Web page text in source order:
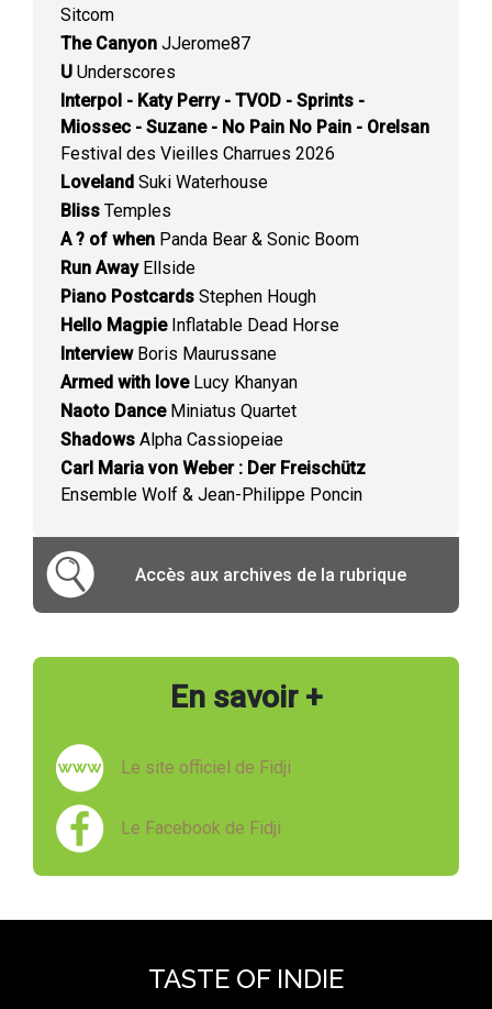
Sitcom
The Canyon JJerome87
U Underscores
Interpol - Katy Perry - TVOD - Sprints -
Miossec - Suzane - No Pain No Pain - Orelsan
Festival des Vieilles Charrues 2026
Loveland Suki Waterhouse
Bliss Temples
A ? of when Panda Bear & Sonic Boom
Run AwayEllside
Piano Postcards Stephen Hough
Hello MagpieInflatable Dead Horse
InterviewBoris Maurussane
Armed with loveLucy Khanyan
Naoto DanceMiniatus Quartet
Shadows Alpha Cassiopeiae
Carl Maria von Weber : Der Freischütz
Ensemble Wolf & Jean-Philippe Poncin
Accès aux archives de la rubrique
En savoir +
Le site officiel de Fidji
Le Facebook de Fidji
TASTE OF INDIE